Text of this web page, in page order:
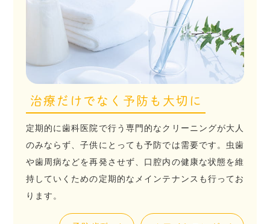
治療だけでなく予防も大切に
定期的に歯科医院で行う専門的なクリーニングが大人
のみならず、子供にとっても予防では需要です。虫歯
や歯周病などを再発させず、口腔内の健康な状態を維
持していくための定期的なメインテナンスも行ってお
ります。